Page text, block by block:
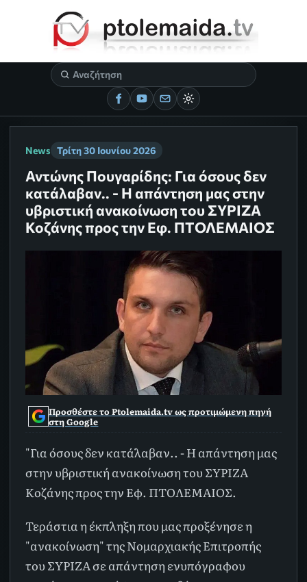
News Τρίτη 30 Ιουνίου 2026
Αντώνης Πουγαρίδης: Για όσους δεν
κατάλαβαν.. - Η απάντηση μας στην
υβριστική ανακοίνωση του ΣΥΡΙΖΑ
Κοζάνης προς την Εφ. ΠΤΟΛΕΜΑΙΟΣ
Προσθέστε το Ptolemaida.tv ως προτιμώμενη πηγή
στη Google
"Για όσους δεν κατάλαβαν.. - Η απάντηση μας
στην υβριστική ανακοίνωση του ΣΥΡΙΖΑ
Κοζάνης προς την Εφ. ΠΤΟΛΕΜΑΙΟΣ.
Τεράστια η έκπληξη που μας προξένησε η
"ανακοίνωση" της Νομαρχιακής Επιτροπής
του ΣΥΡΙΖΑ σε απάντηση ενυπόγραφου